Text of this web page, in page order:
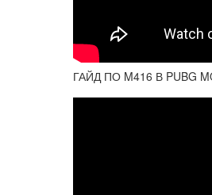
ГАЙД ПО M416 В